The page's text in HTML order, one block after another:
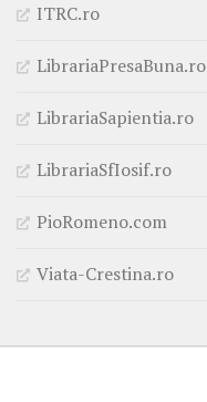
ITRC.ro
LibrariaPresaBuna.ro
LibrariaSapientia.ro
LibrariaSfIosif.ro
PioRomeno.com
Viata-Crestina.ro